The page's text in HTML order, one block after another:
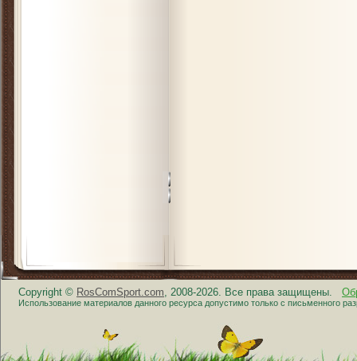
Copyright © RosComSport.com, 2008-2026. Все права защищены.
Использование материалов данного ресурса допустимо только с письменного